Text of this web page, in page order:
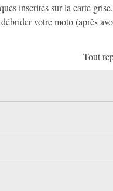
inscrites sur la carte
votre moto (après
Tout